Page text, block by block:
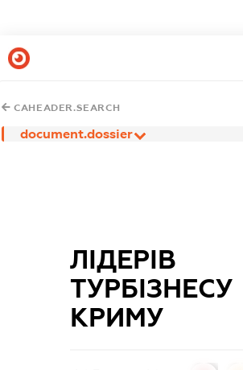
CAHEADER.SEARCH
document.dossier
ЛІДЕРІВ
ТУРБІЗНЕСУ
КРИМУ